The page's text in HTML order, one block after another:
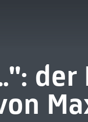
der